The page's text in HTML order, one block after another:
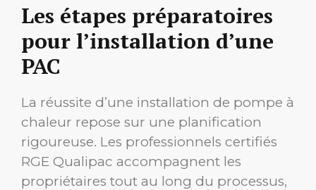
Les étapes préparatoires
pour l’installation d’une
PAC
La réussite d’une installation de pompe à
chaleur repose sur une planification
rigoureuse. Les professionnels certifiés
RGE Qualipac accompagnent les
propriétaires tout au long du processus,